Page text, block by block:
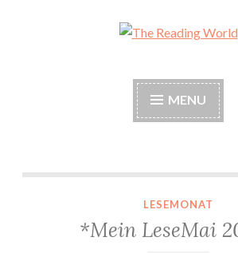
The Reading
MENU
*Mein LeseMai 2020*
LESEMONAT
*Mein LeseMai